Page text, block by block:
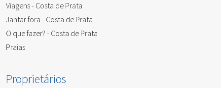
Viagens - Costa de Prata
Jantar fora - Costa de Prata
O que fazer? - Costa de Prata
Praias
Proprietários